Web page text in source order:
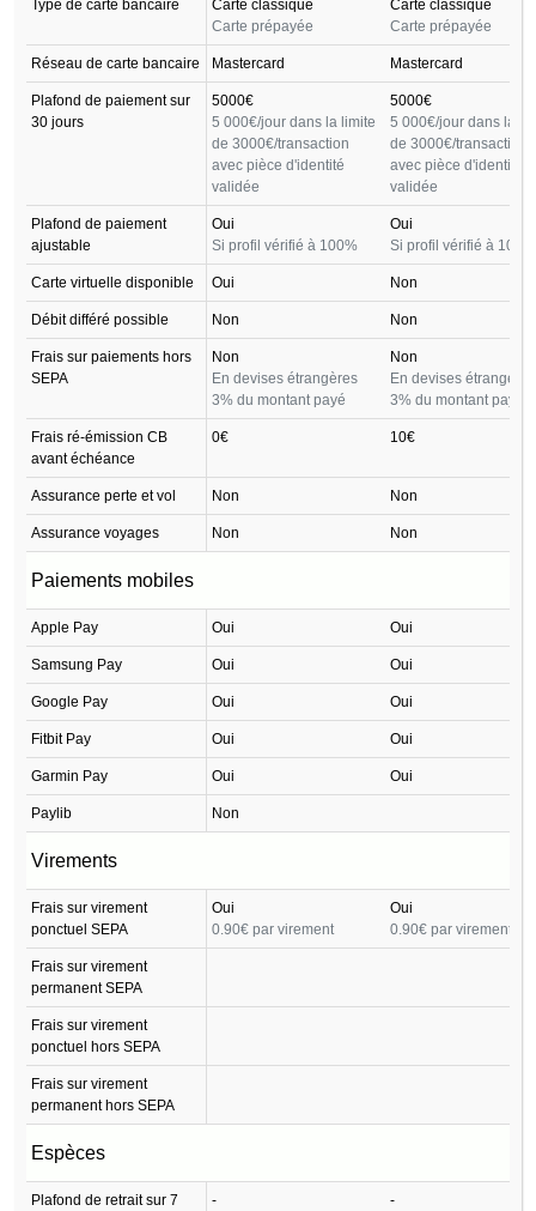
Type de carte bancaire
Carte classique
Carte prépayée
Carte classique
Carte prépayée
Réseau de carte bancaire Mastercard Mastercard
Plafond de paiement sur
30 jours
5000€
5 000€/jour dans la limite
de 3000€/transaction
avec pièce d'identité
validée
5000€
5 000€/jour dans la
de 3000€/transaction
avec pièce d'identité
validée
Plafond de paiement
ajustable
Oui
Si profil vérifié à 100%
Oui
Si profil vérifié à 100%
Carte virtuelle disponible Oui Non
Débit différé possible Non Non
Frais sur paiements hors
SEPA
Non
En devises étrangères
3% du montant payé
Non
En devises étrangères
3% du montant payé
Frais ré-émission CB
avant échéance
0€ 10€
Assurance perte et vol Non Non
Assurance voyages Non Non
Paiements mobiles
Apple Pay Oui Oui
Samsung Pay Oui Oui
Google Pay Oui Oui
Fitbit Pay Oui Oui
Garmin Pay Oui Oui
Paylib Non
Virements
Frais sur virement
ponctuel SEPA
Oui
0.90€ par virement
Oui
0.90€ par virement
Frais sur virement
permanent SEPA
Frais sur virement
ponctuel hors SEPA
Frais sur virement
permanent hors SEPA
Espèces
Plafond de retrait sur 7
- -